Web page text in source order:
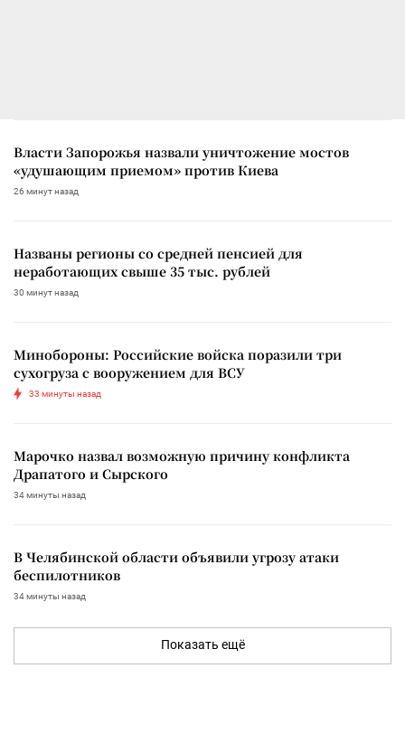
Власти Запорожья назвали уничтожение мостов
«удушающим приемом» против Киева
26 минут назад
Названы регионы со средней пенсией для
неработающих свыше 35 тыс. рублей
30 минут назад
Минобороны: Российские войска поразили три
сухогруза с вооружением для ВСУ
33 минуты назад
Марочко назвал возможную причину конфликта
Драпатого и Сырского
34 минуты назад
В Челябинской области объявили угрозу атаки
беспилотников
34 минуты назад
Показать ещё